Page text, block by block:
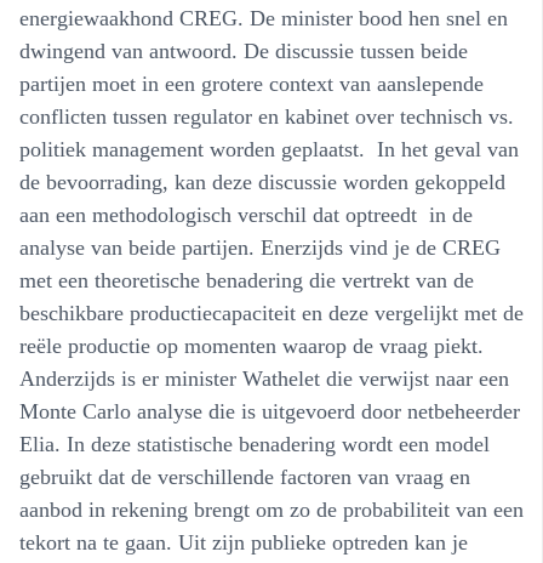
energiewaakhond CREG. De minister bood hen snel en
dwingend van antwoord. De discussie tussen beide
partijen moet in een grotere context van aanslepende
conflicten tussen regulator en kabinet over technisch vs.
politiek management worden geplaatst. In het geval van
de bevoorrading, kan deze discussie worden gekoppeld
aan een methodologisch verschil dat optreedt in de
analyse van beide partijen. Enerzijds vind je de CREG
met een theoretische benadering die vertrekt van de
beschikbare productiecapaciteit en deze vergelijkt met de
reële productie op momenten waarop de vraag piekt.
Anderzijds is er minister Wathelet die verwijst naar een
Monte Carlo analyse die is uitgevoerd door netbeheerder
Elia. In deze statistische benadering wordt een model
gebruikt dat de verschillende factoren van vraag en
aanbod in rekening brengt om zo de probabiliteit van een
tekort na te gaan. Uit zijn publieke optreden kan je